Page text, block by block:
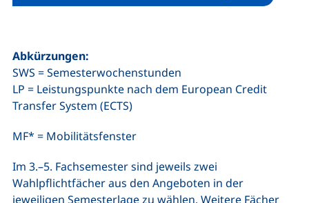
Abkürzungen:
SWS = Semesterwochenstunden
LP = Leistungspunkte nach dem European Credit
Transfer System (ECTS)
MF* = Mobilitätsfenster
Im 3.–5. Fachsemester sind jeweils zwei
Wahlpflichtfächer aus den Angeboten in der
jeweiligen Semesterlage zu wählen. Weitere Fächer